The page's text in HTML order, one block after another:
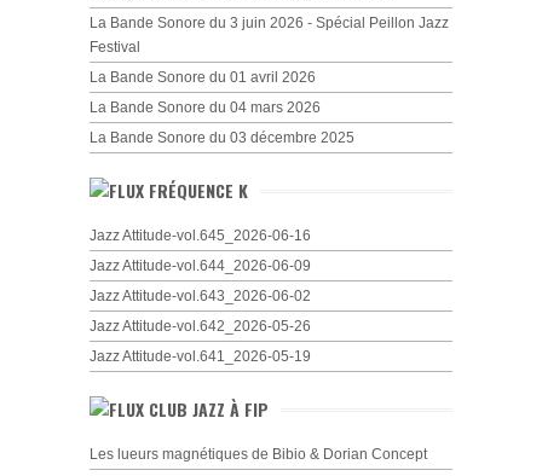
La Bande Sonore du 3 juin 2026 - Spécial Peillon Jazz
Festival
La Bande Sonore du 01 avril 2026
La Bande Sonore du 04 mars 2026
La Bande Sonore du 03 décembre 2025
FRÉQUENCE K
Jazz Attitude-vol.645_2026-06-16
Jazz Attitude-vol.644_2026-06-09
Jazz Attitude-vol.643_2026-06-02
Jazz Attitude-vol.642_2026-05-26
Jazz Attitude-vol.641_2026-05-19
CLUB JAZZ À FIP
Les lueurs magnétiques de Bibio & Dorian Concept